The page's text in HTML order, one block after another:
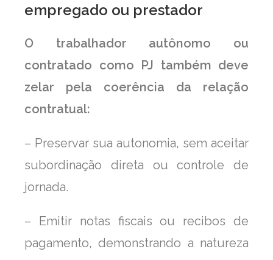
empregado ou prestador
O trabalhador autônomo ou
contratado como PJ também deve
zelar pela coerência da relação
contratual:
– Preservar sua autonomia, sem aceitar
subordinação direta ou controle de
jornada.
– Emitir notas fiscais ou recibos de
pagamento, demonstrando a natureza